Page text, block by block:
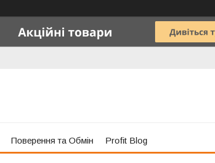
Поверення та Обмін Profit Blog